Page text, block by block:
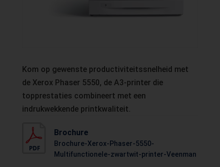
Kom op gewenste productiviteitssnelheid met
de Xerox Phaser 5550, de A3-printer die
topprestaties combineert met een
indrukwekkende printkwaliteit.
Brochure
Brochure-Xerox-Phaser-5550-
Multifunctionele-zwartwit-printer-Veenman